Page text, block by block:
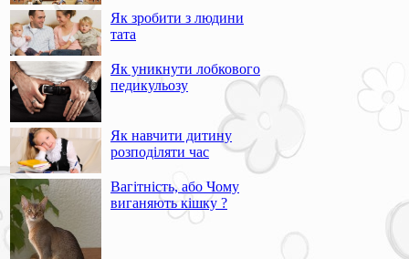
Як зробити з людини
тата
Як уникнути лобкового
педикульозу
Як навчити дитину
розподіляти час
Вагітність, або Чому
виганяють кішку ?